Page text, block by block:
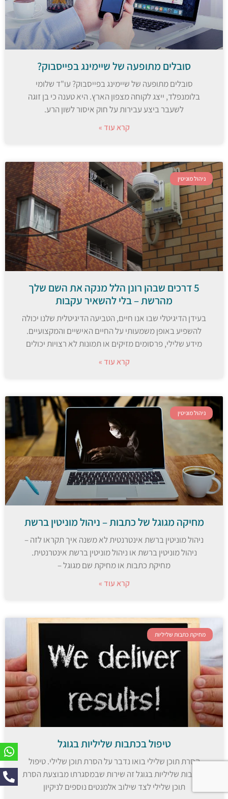
סובלים מתופעה של שיימינג בפייסבוק?
סובלים מתופעה של שיימינג בפייסבוק? עו"ד שלומי
בלומנפלד, ייצג לקוחה מצפון הארץ. היא טענה כי בן זוגה
לשעבר ביצע עבירות על חוק איסור לשון הרע.
קרא עוד »
ניהול מוניטין
5 דרכים שבהן רונן הלל מנקה את השם שלך
מהרשת – בלי להשאיר עקבות
בעידן הדיגיטלי שבו אנו חיים, הטביעה הדיגיטלית שלנו יכולה
להשפיע באופן משמעותי על החיים האישיים והמקצועיים.
מידע שלילי, פרסומים מזיקים או תמונות לא רצויות יכולים
קרא עוד »
ניהול מוניטין
מחיקה מגוגל של כתבות – ניהול מוניטין ברשת
ניהול מוניטין ברשת אינטרנטית לא משנה איך תקראו לזה –
ניהול מוניטין ברשת או ניהול מוניטין ברשת אינטרנטית.
מחיקת כתבות או מחיקת שם מגוגל –
קרא עוד »
מחיקת כתבות שליליות
טיפול בכתבות שליליות בגוגל
הסרת תוכן שלילי בואו נדבר על הסרת תוכן שלילי. טיפול
בכתבות שליליות בגוגל זה שירות שבמסגרתו מבוצעת הסרת
תוכן שלילי לצד שילוב אלמנטים נוספים לניקיון